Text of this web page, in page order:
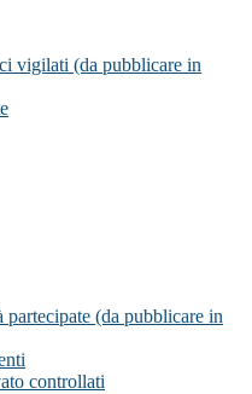
vigilati (da pubblicare in
partecipate (da pubblicare in
controllati